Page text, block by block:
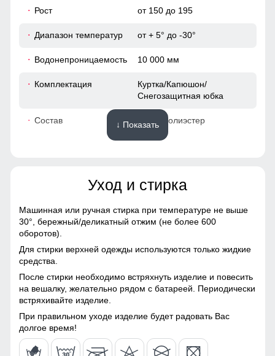
Без этого элемента сегодня не обходится практически ни
одна горнолыжная куртка. Это прекрасная защита от
снега и ветра. Часто на резинку юбки наносят
специальные силиконовые полосы, так она лучше
фиксируется на горнолыжном полукомбинезоне
Ветрозащитная планка
Ветрозащитная планка нужна для защиты от ветра и
холодного воздуха который может проникнуть внутрь
через молнию куртки.
45
60 (7XL)
Рост от 150 до 195
Диапазон температур от + 5° до -30°
Водонепроницаемость 10 000 мм
Комплектация
Куртка/Капюшон/
Снегозащитная юбка
Состав 100% Полиэстер
Gor-tex, Мембранные
материалы, Натуральные
Плащевка, Тефлон,
Экологичные материалы
Материал подкладки
куртки
Полиэстер/TW - сетка Air
Материал подкладки
капюшона
Полиэстер/TW - сетка Air
Материал подкладки
воротника
↓ Показать
Уход и стирка
Машинная или ручная стирка при температуре не выше
30°, бережный/деликатный отжим (не более 600
оборотов).
Для стирки верхней одежды используются только жидкие
средства.
После стирки необходимо встряхнуть изделие и повесить
на вешалку, желательно рядом с батареей. Периодически
встряхивайте изделие.
При правильном уходе изделие будет радовать Вас
долгое время!